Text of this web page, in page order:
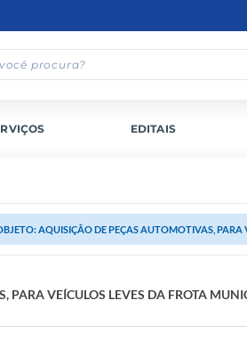
EDITAIS
AQUISIÇÃO DE PEÇAS AUTOMOTIVAS, PARA
VEÍCULOS LEVES DA FROTA